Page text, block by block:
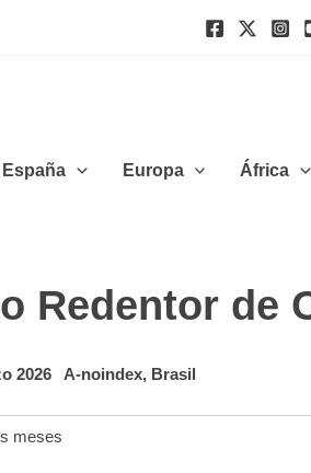
España Europa África
Redentor de
2026 A-noindex, Brasil
meses